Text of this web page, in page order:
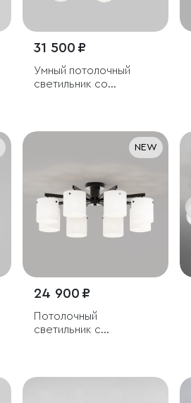
31 500 ₽
Умный потолочный
светильник со
NEW
24 900 ₽
Потолочный
светильник с